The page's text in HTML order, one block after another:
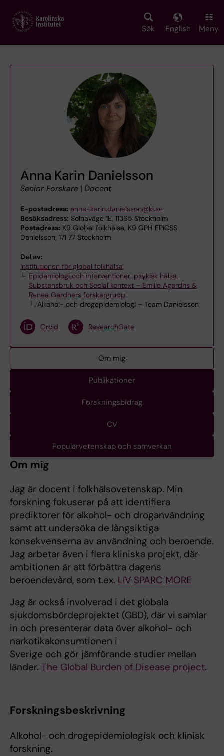
main
Sök English Meny
Anna Karin Danielsson
Senior Forskare | Docent
E-postadress: anna-karin.danielsson@ki.se
Besöksadress: Solnaväge 1E, 11365 Stockholm
Postadress: K9 Global folkhälsa, K9 GPH EPiCSS
Danielsson, 171 77 Stockholm
Del av:
Institutionen för global folkhälsa
Epidemiologi och interventioner; psykisk hälsa,
Substansbruk och Social kontext – Emilie Agardhs &
Renee Gardners forskargrupp
Alkohol- och drogepidemiologi – Team Danielsson
Orcid ResearchGate
Om mig
Publikationer
Forskningsbidrag
CV
Populärvetenskap och samverkan
Om mig
Jag är docent i folkhälsovetenskap. Min
forskning fokuserar på att identifiera
prediktorer för alkohol- och droganvändning
samt att undersöka de långsiktiga
konsekvenserna av användning och beroende.
Jag arbetar även i flera kliniska projekt, där
ambitionen är att förbättra dagens
beroendevård, som t.ex. LIV SPARC MORE
Jag är också involverad i det globala
sjukdomsbördeprojektet (GBD), där vi samlar
in och presenterar data över alkohol- och
narkotikakonsumtionen i
Sverige och gör jämförande studier mellan
länder. The Global Burden of Disease project.
Forskningsbeskrivning
Alkohol- och drogepidemiologisk och klinisk
forskning.